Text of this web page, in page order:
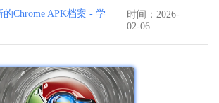
Chrome APK档案 - 学
时间：2026-
02-06